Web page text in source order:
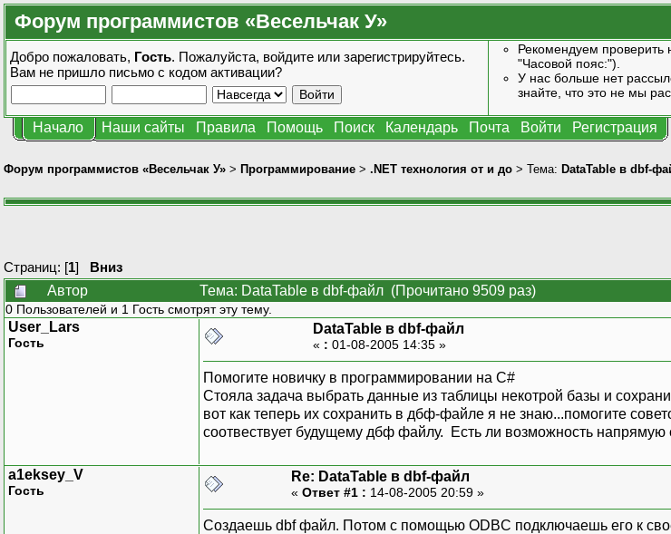
Форум программистов «Весельчак У»
Добро пожаловать, Гость. Пожалуйста, войдите или зарегистрируйтесь.
Вам не пришло письмо с кодом активации?
Рекомендуем
"Часовой пояс:").
У нас больше нет
знайте, что это не мы
Начало Наши сайты Правила Помощь Поиск Календарь Почта Войти Регистрация
Форум программистов «Весельчак У» > Программирование > .NET технология от и до > Тема: DataTable в dbf-
Страниц: [1] Вниз
Автор
Тема: DataTable в dbf-файл (Прочитано 9509 раз)
0 Пользователей и 1 Гость смотрят эту тему.
User_Lars
Гость
DataTable в dbf-файл
« : 01-08-2005 14:35 »
Помогите новичку в программировании на С#
Стояла задача выбрать данные из таблицы некотрой базы и
вот как теперь их сохранить в дбф-файле я не знаю...помогите
соотвествует будущему дбф файлу. Есть ли возможность
a1eksey_V
Гость
Re: DataTable в dbf-файл
« Ответ #1 : 14-08-2005 20:59 »
Создаешь dbf файл. Потом с помощью ODBC подключаешь его к